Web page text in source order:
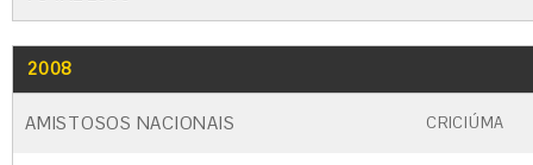
2008
AMISTOSOS NACIONAIS CRICIÚMA